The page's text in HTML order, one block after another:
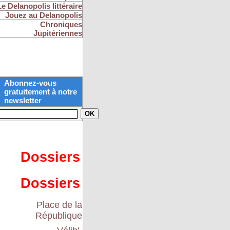
Delanopolis littéraire
Jouez au Delanopolis
Chroniques
Jupitériennes
Abonnez-vous
gratuitement à notre
newsletter
Dossiers
Dossiers
Place de la
République